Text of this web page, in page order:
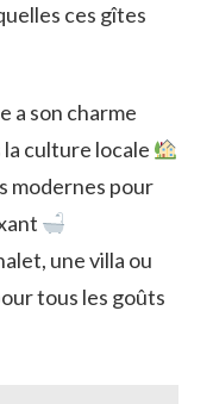
ces gîtes
a son charme
culture locale
modernes pour
une villa ou
tous les goûts